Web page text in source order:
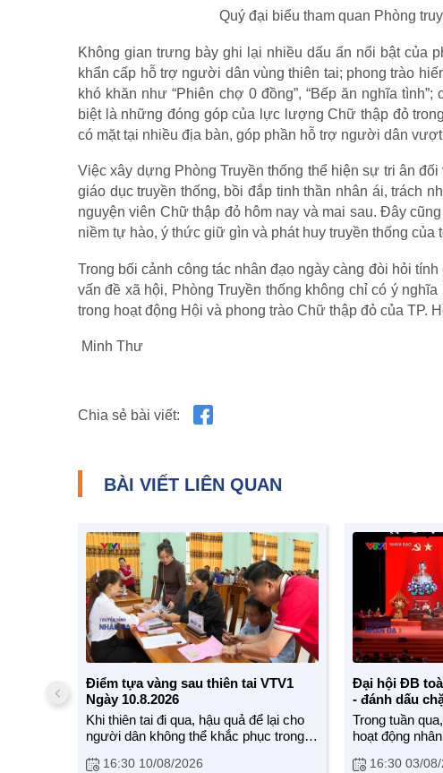
Quý đại biểu tham quan Phòng
Không gian trưng bày ghi lại nhiều dấu ấn nổi bật của
khẩn cấp hỗ trợ người dân vùng thiên tai; phong trào
khó khăn như “Phiên chợ 0 đồng”, “Bếp ăn nghĩa
biệt là những đóng góp của lực lượng Chữ thập đỏ
có mặt tại nhiều địa bàn, góp phần hỗ trợ người dân
Việc xây dựng Phòng Truyền thống thể hiện sự tri ân
giáo dục truyền thống, bồi đắp tinh thần nhân ái, trách
nguyện viên Chữ thập đỏ hôm nay và mai sau. Đây
niềm tự hào, ý thức giữ gìn và phát huy truyền thống của
Trong bối cảnh công tác nhân đạo ngày càng đòi hỏi
vấn đề xã hội, Phòng Truyền thống không chỉ có ý
trong hoạt động Hội và phong trào Chữ thập đỏ của TP.
Minh Thư
Chia sẻ bài viết:
BÀI VIẾT LIÊN QUAN
Điểm tựa vàng sau thiên tai VTV1
Ngày 10.8.2026
Khi thiên tai đi qua, hậu quả để lại cho
người dân không thể khắc phục trong
cứu trợ khẩn cấp, Hội CTĐ VN luôn
16:30 10/08/2026
Đại hội ĐB
- đánh dấu
mới
Trong tuần
hoạt động
biểu toàn quốc
16:30 03/